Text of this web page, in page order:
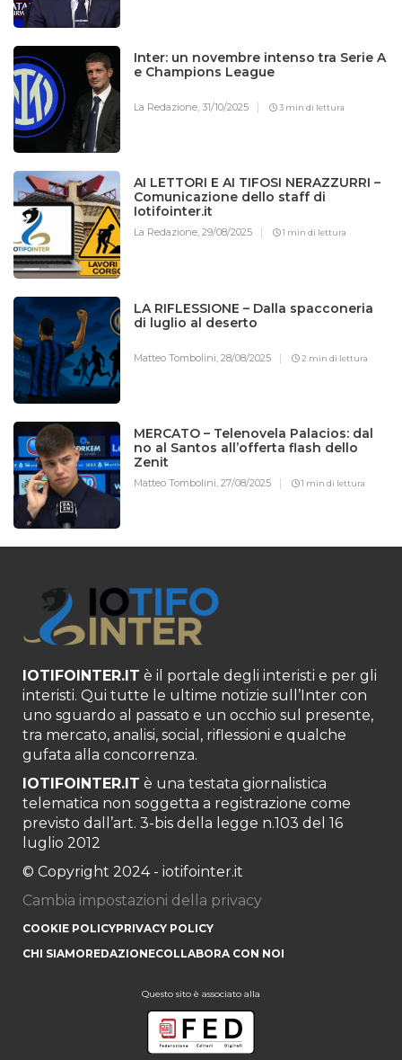
Inter: un novembre intenso tra Serie A
e Champions League
La Redazione,31/10/2025 3 min di lettura
AI LETTORI E AI TIFOSI NERAZZURRI –
Comunicazione dello staff di
Iotifointer.it
La Redazione,29/08/2025 1 min di lettura
LA RIFLESSIONE – Dalla spacconeria
di luglio al deserto
Matteo Tombolini,28/08/2025 2 min di lettura
MERCATO – Telenovela Palacios: dal
no al Santos all’offerta flash dello
Zenit
Matteo Tombolini,27/08/2025 1 min di lettura
IOTIFOINTER.IT è il portale degli interisti e per gli
interisti. Qui tutte le ultime notizie sull’Inter con
uno sguardo al passato e un occhio sul presente,
tra mercato, analisi, social, riflessioni e qualche
gufata alla concorrenza.
IOTIFOINTER.IT è una testata giornalistica
telematica non soggetta a registrazione come
previsto dall’art. 3-bis della legge n.103 del 16
luglio 2012
© Copyright 2024 - iotifointer.it
Cambia impostazioni della privacy
COOKIE POLICYPRIVACY POLICY
CHI SIAMOREDAZIONECOLLABORA CON NOI
Questo sito è associato alla